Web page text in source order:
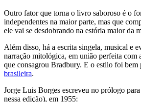
Outro fator que torna o livro saboroso é o
independentes na maior parte, mas que
ele vai se desdobrando na estória maior da
Além disso, há a escrita singela, musical e
narração mitológica, em união perfeita com
que consagrou Bradbury. E o estilo foi bem
brasileira.
Jorge Luis Borges escreveu no prólogo
nessa edição), em 1955: